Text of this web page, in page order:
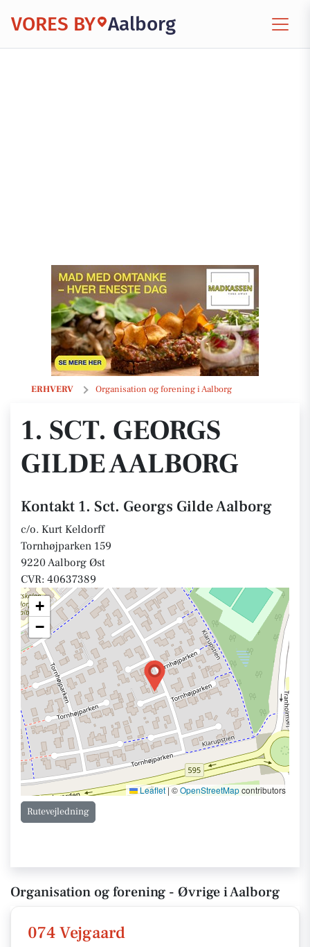
VORES BY Aalborg
ERHVERV Organisation og forening i Aalborg
1. Sct. Georgs Gilde Aalborg
1. SCT. GEORGS
GILDE AALBORG
Kontakt 1. Sct. Georgs Gilde Aalborg
c/o. Kurt Keldorff
Tornhøjparken 159
9220 Aalborg Øst
CVR: 40637389
+
−
Leaflet|©OpenStreetMapcontributors
Rutevejledning
Organisation og forening - Øvrige i Aalborg
074 Vejgaard